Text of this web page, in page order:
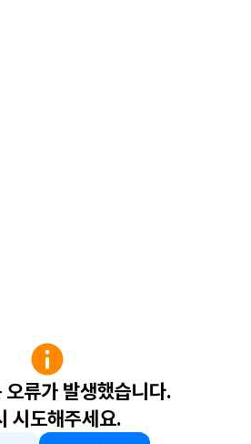
오류가 발생했습니다.
시도해주세요.